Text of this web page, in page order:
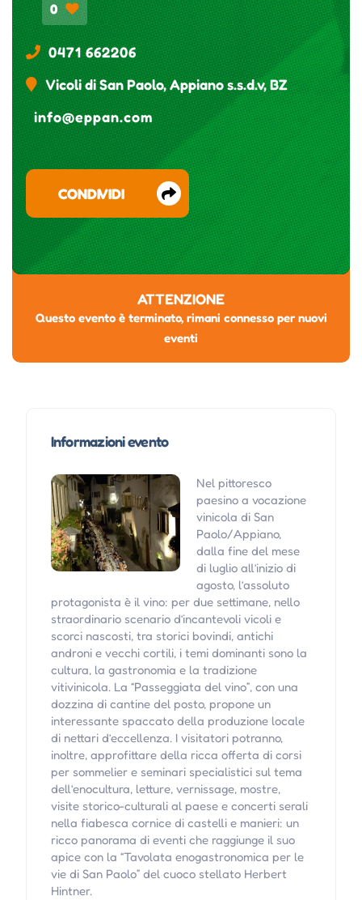
0
0471 662206
Vicoli di San Paolo, Appiano s.s.d.v, BZ
info@eppan.com
CONDIVIDI
ATTENZIONE
Questo evento è terminato, rimani connesso per nuovi
eventi
Informazioni evento
Nel pittoresco
paesino a vocazione
vinicola di San
Paolo/Appiano,
dalla fine del mese
di luglio all’inizio di
agosto, l’assoluto
protagonista è il vino: per due settimane, nello
straordinario scenario d’incantevoli vicoli e
scorci nascosti, tra storici bovindi, antichi
androni e vecchi cortili, i temi dominanti sono la
cultura, la gastronomia e la tradizione
vitivinicola. La “Passeggiata del vino”, con una
dozzina di cantine del posto, propone un
interessante spaccato della produzione locale
di nettari d’eccellenza. I visitatori potranno,
inoltre, approfittare della ricca offerta di corsi
per sommelier e seminari specialistici sul tema
dell’enocultura, letture, vernissage, mostre,
visite storico-culturali al paese e concerti serali
nella fiabesca cornice di castelli e manieri: un
ricco panorama di eventi che raggiunge il suo
apice con la “Tavolata enogastronomica per le
vie di San Paolo” del cuoco stellato Herbert
Hintner.